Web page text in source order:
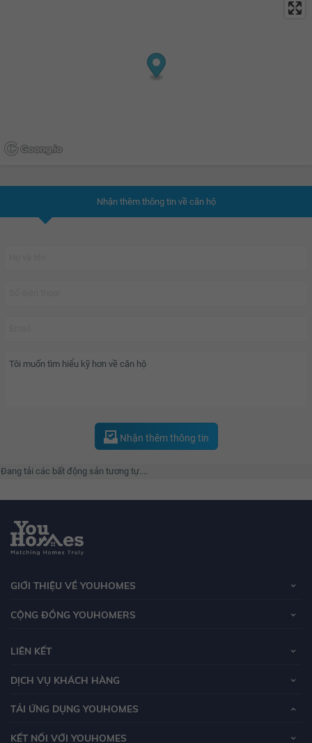
Nhận thêm thông tin về căn hộ
Nhận thêm thông tin
tải các bất động sản tương tự....
GIỚI THIỆU VỀ YOUHOMES
CỘNG ĐỒNG YOUHOMERS
LIÊN KẾT
DỊCH VỤ KHÁCH HÀNG
TẢI ỨNG DỤNG YOUHOMES
KẾT NỐI VỚI YOUHOMES